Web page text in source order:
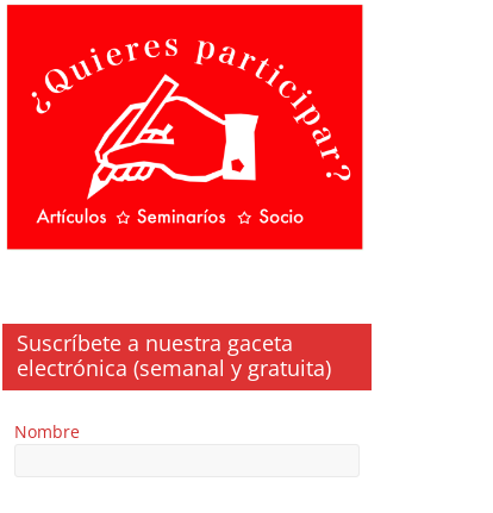
Suscríbete a nuestra gaceta
electrónica (semanal y gratuita)
Nombre